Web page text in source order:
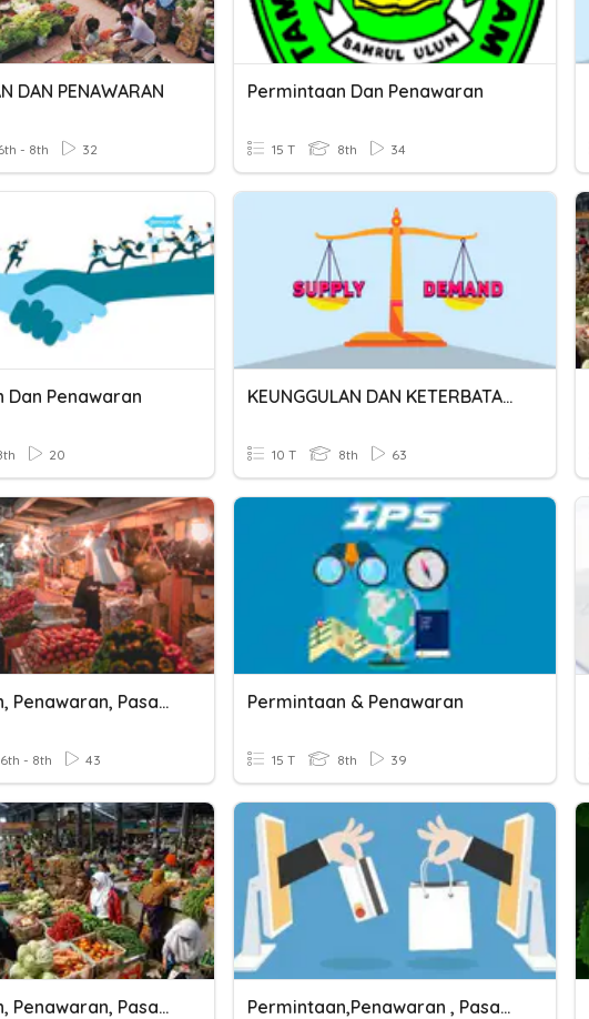
DAN PENAWARAN
- 8th 32
Permintaan Dan Penawaran
15 T 8th 34
Dan Penawaran
20
KEUNGGULAN DAN KETERBATASAN PERMINTAAN PENAWARAN
10 T 8th 63
Permintaan, Penawaran, Pasar Dan Harga
6th - 8th 43
Permintaan & Penawaran
15 T 8th 39
Permintaan, Penawaran, Pasar, Dan Harga Permintaan,penawaran , Pasar Dan Harga